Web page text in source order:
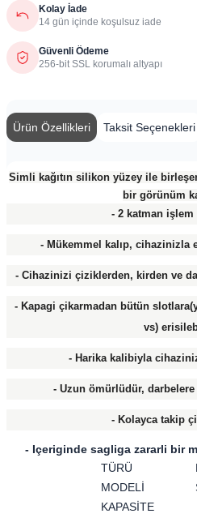
Kolay İade
14 gün içinde koşulsuz iade
Güvenli Ödeme
256-bit SSL korumalı altyapı
Ürün Özellikleri Taksit Seçenekleri
Simli kağıtın silikon yüzey ile
bir görünüm
- 2 katman
- Mükemmel kalıp, cihazinizla
- Cihazinizi çiziklerden, kirden ve
- Kapagi çikarmadan bütün
vs)
- Harika kalibiyla
- Uzun ömürlüdür,
- Kolayca takip
- Içeriginde sagliga zararli bir
TÜRÜ
MODELİ
KAPASİTE